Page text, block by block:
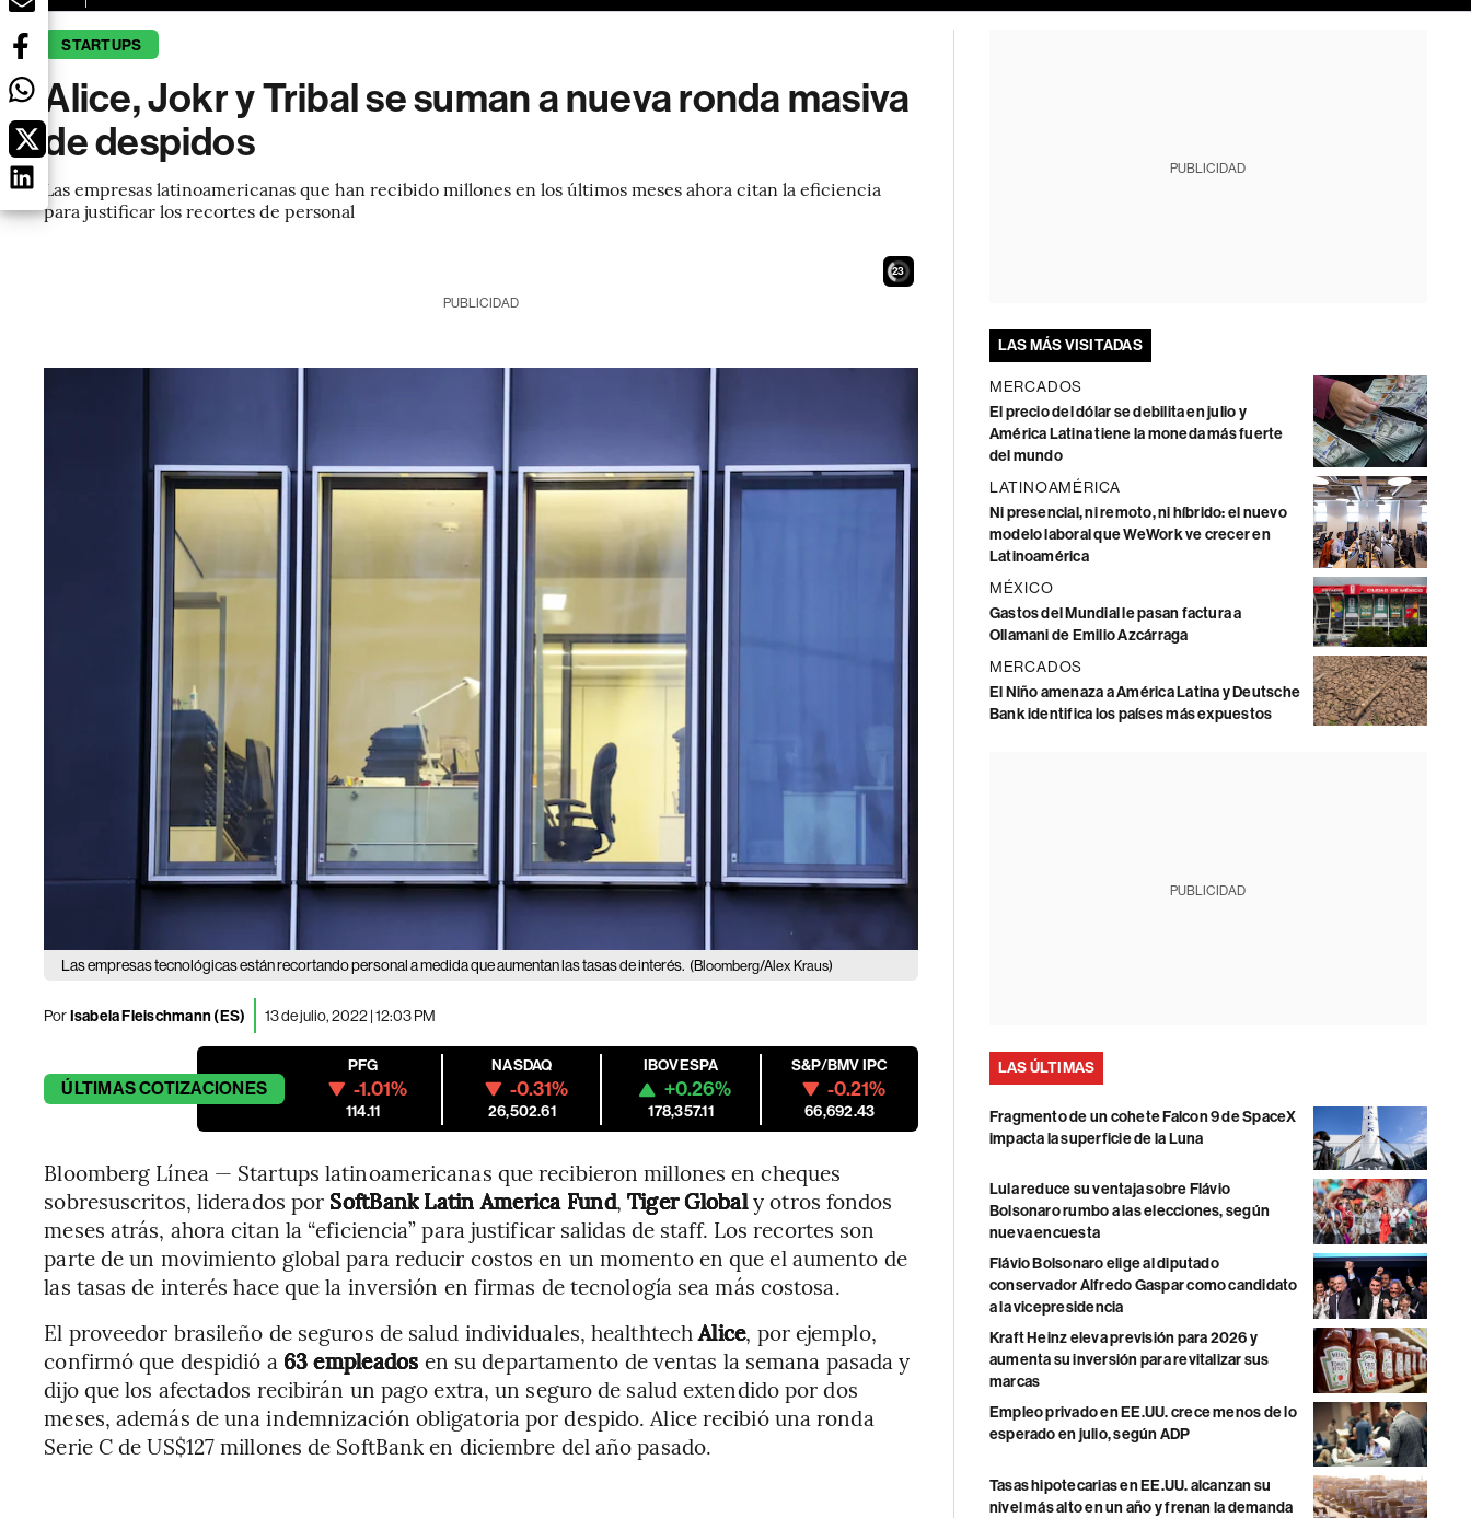
STARTUPS
Alice, Jokr y Tribal se suman a nueva ronda masiva
de despidos
Las empresas latinoamericanas que han recibido millones en los últimos meses ahora citan la eficiencia
para justificar los recortes de personal
21
PUBLICIDAD
Las empresas tecnológicas están recortando personal a medida que aumentan las tasas de interés. (Bloomberg/Alex Kraus)
PorIsabela Fleischmann (ES) 13 de julio, 2022 | 12:03 PM
ÚLTIMASCOTIZACIONES
PFG
-1.01%
114.11
NASDAQ
-0.31%
26,502.61
IBOVESPA
+0.26%
178,357.11
S&P/BMV IPC
-0.21%
66,692.43
Bloomberg Línea — Startups latinoamericanas que recibieron millones en cheques
sobresuscritos, liderados por SoftBank Latin America Fund,Tiger Globaly otros fondos
meses atrás, ahora citan la “eficiencia” para justificar salidas de staff. Los recortes son
parte de un movimiento global para reducir costos en un momento en que el aumento de
las tasas de interés hace que la inversión en firmas de tecnología sea más costosa.
El proveedor brasileño de seguros de salud individuales, healthtechAlice, por ejemplo,
confirmó que despidió a 63 empleados en su departamento de ventas la semana pasada y
dijo que los afectados recibirán un pago extra, un seguro de salud extendido por dos
meses, además de una indemnización obligatoria por despido. Alice recibió una ronda
Serie C de US$127 millones de SoftBank en diciembre del año pasado.
PUBLICIDAD
LAS MÁS VISITADAS
MERCADOS
El precio del dólar se debilita en julio y
América Latina tiene la moneda más fuerte
del mundo
LATINOAMÉRICA
Ni presencial, ni remoto, ni híbrido: el nuevo
modelo laboral que WeWork ve crecer en
Latinoamérica
MÉXICO
Gastos del Mundial le pasan factura a
Ollamani de Emilio Azcárraga
MERCADOS
El Niño amenaza a América Latina y Deutsche
Bank identifica los países más expuestos
PUBLICIDAD
LAS ÚLTIMAS
Fragmento de un cohete Falcon 9 de SpaceX
impacta la superficie de la Luna
Lula reduce su ventaja sobre Flávio
Bolsonaro rumbo a las elecciones, según
nueva encuesta
Flávio Bolsonaro elige al diputado
conservador Alfredo Gaspar como candidato
a la vicepresidencia
Kraft Heinz eleva previsión para 2026 y
aumenta su inversión para revitalizar sus
marcas
Empleo privado en EE.UU. crece menos de lo
esperado en julio, según ADP
Tasas hipotecarias en EE.UU. alcanzan su
nivel más alto en un año y frenan la demanda